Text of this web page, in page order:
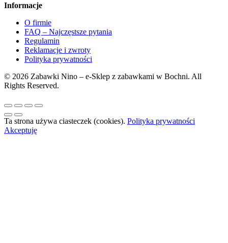
Informacje
O firmie
FAQ – Najczęstsze pytania
Regulamin
Reklamacje i zwroty
Polityka prywatności
© 2026 Zabawki Nino – e-Sklep z zabawkami w Bochni. All
Rights Reserved.
Ta strona używa ciasteczek (cookies). Polityka prywatności
Akceptuję